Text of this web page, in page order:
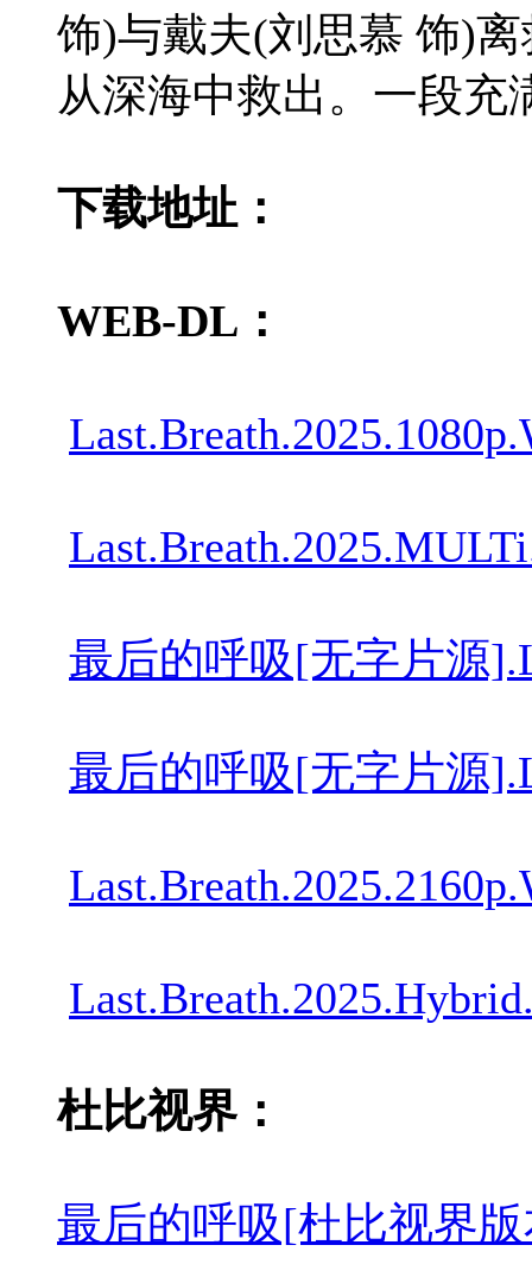
饰)与戴夫(刘思慕 饰)
从深海中救出。一段
下载地址：
WEB-DL：
最后的呼吸[无字片源
最后的呼吸[无字片源
杜比视界：
最后的呼吸[杜比视界版